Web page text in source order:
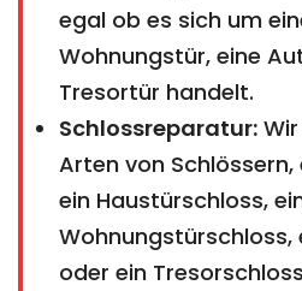
egal ob es sich um
Wohnungstür, eine
Tresortür handelt.
Schlossreparatur:
Arten von
ein Haustürschloss,
oder ein